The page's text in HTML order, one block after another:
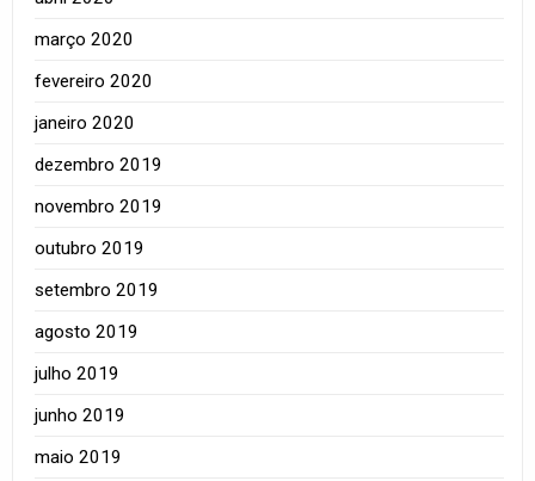
março 2020
fevereiro 2020
janeiro 2020
dezembro 2019
novembro 2019
outubro 2019
setembro 2019
agosto 2019
julho 2019
junho 2019
maio 2019